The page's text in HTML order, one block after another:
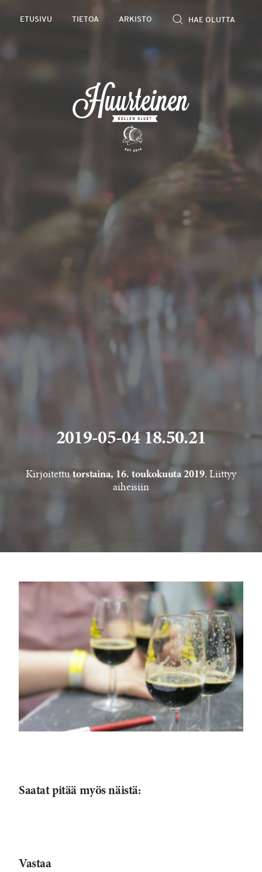
ETUSIVU TIETOA ARKISTO
2019-05-04 18.50.21
Kirjoitettutorstaina, 16. toukokuuta 2019. Liittyy
aiheisiin
Saatat pitää myös näistä:
Vastaa